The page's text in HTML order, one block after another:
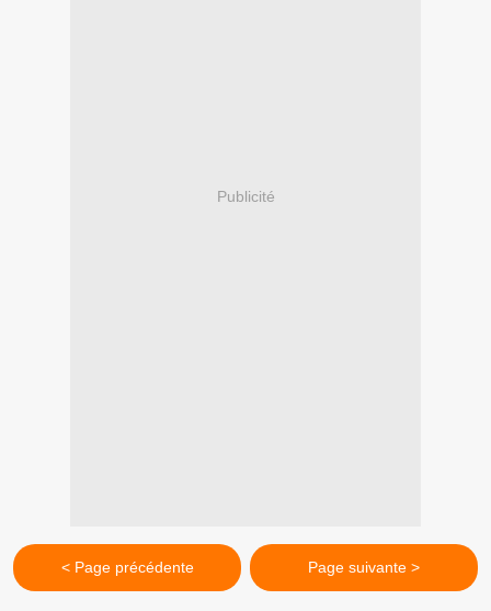
Publicité
< Page précédente Page suivante >